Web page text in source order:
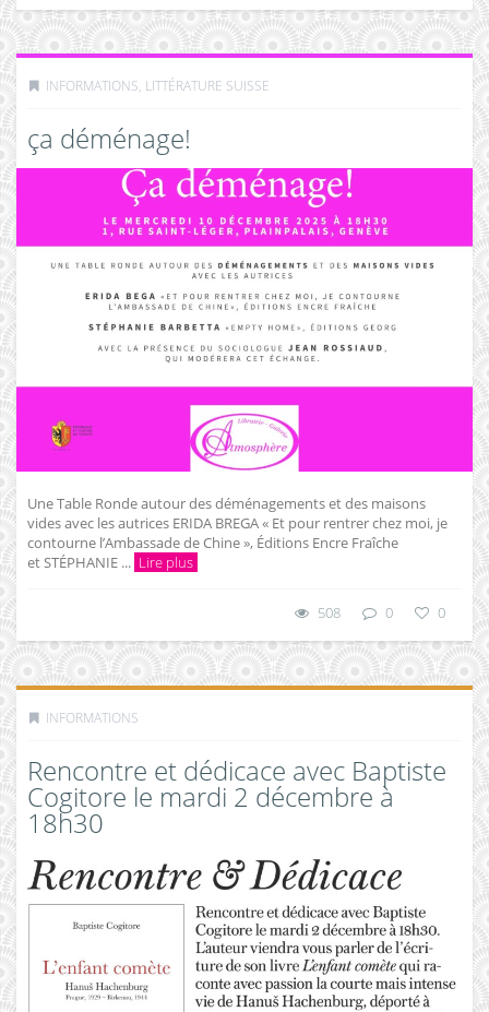
INFORMATIONS, LITTÉRATURE SUISSE
ça déménage!
Une Table Ronde autour des déménagements et des maisons
vides avec les autrices ERIDA BREGA « Et pour rentrer chez moi, je
contourne l’Ambassade de Chine », Éditions Encre Fraîche
et STÉPHANIE ... Lire plus
508 0 0
INFORMATIONS
Rencontre et dédicace avec Baptiste
Cogitore le mardi 2 décembre à
18h30